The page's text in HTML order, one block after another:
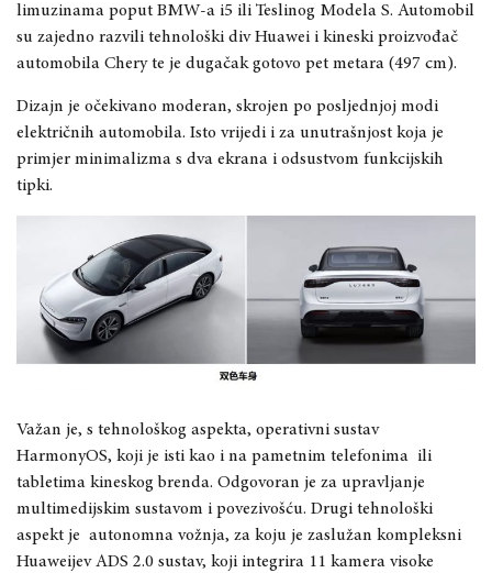
limuzinama poput BMW-a i5 ili Teslinog Modela S. Automobil
su zajedno razvili tehnološki div Huawei i kineski proizvođač
automobila Chery te je dugačak gotovo pet metara (497 cm).
Dizajn je očekivano moderan, skrojen po posljednjoj modi
električnih automobila. Isto vrijedi i za unutrašnjost koja je
primjer minimalizma s dva ekrana i odsustvom funkcijskih
tipki.
Važan je, s tehnološkog aspekta, operativni sustav
HarmonyOS, koji je isti kao i na pametnim telefonima ili
tabletima kineskog brenda. Odgovoran je za upravljanje
multimedijskim sustavom i povezivošću. Drugi tehnološki
aspekt je autonomna vožnja, za koju je zaslužan kompleksni
Huaweijev ADS 2.0 sustav, koji integrira 11 kamera visoke